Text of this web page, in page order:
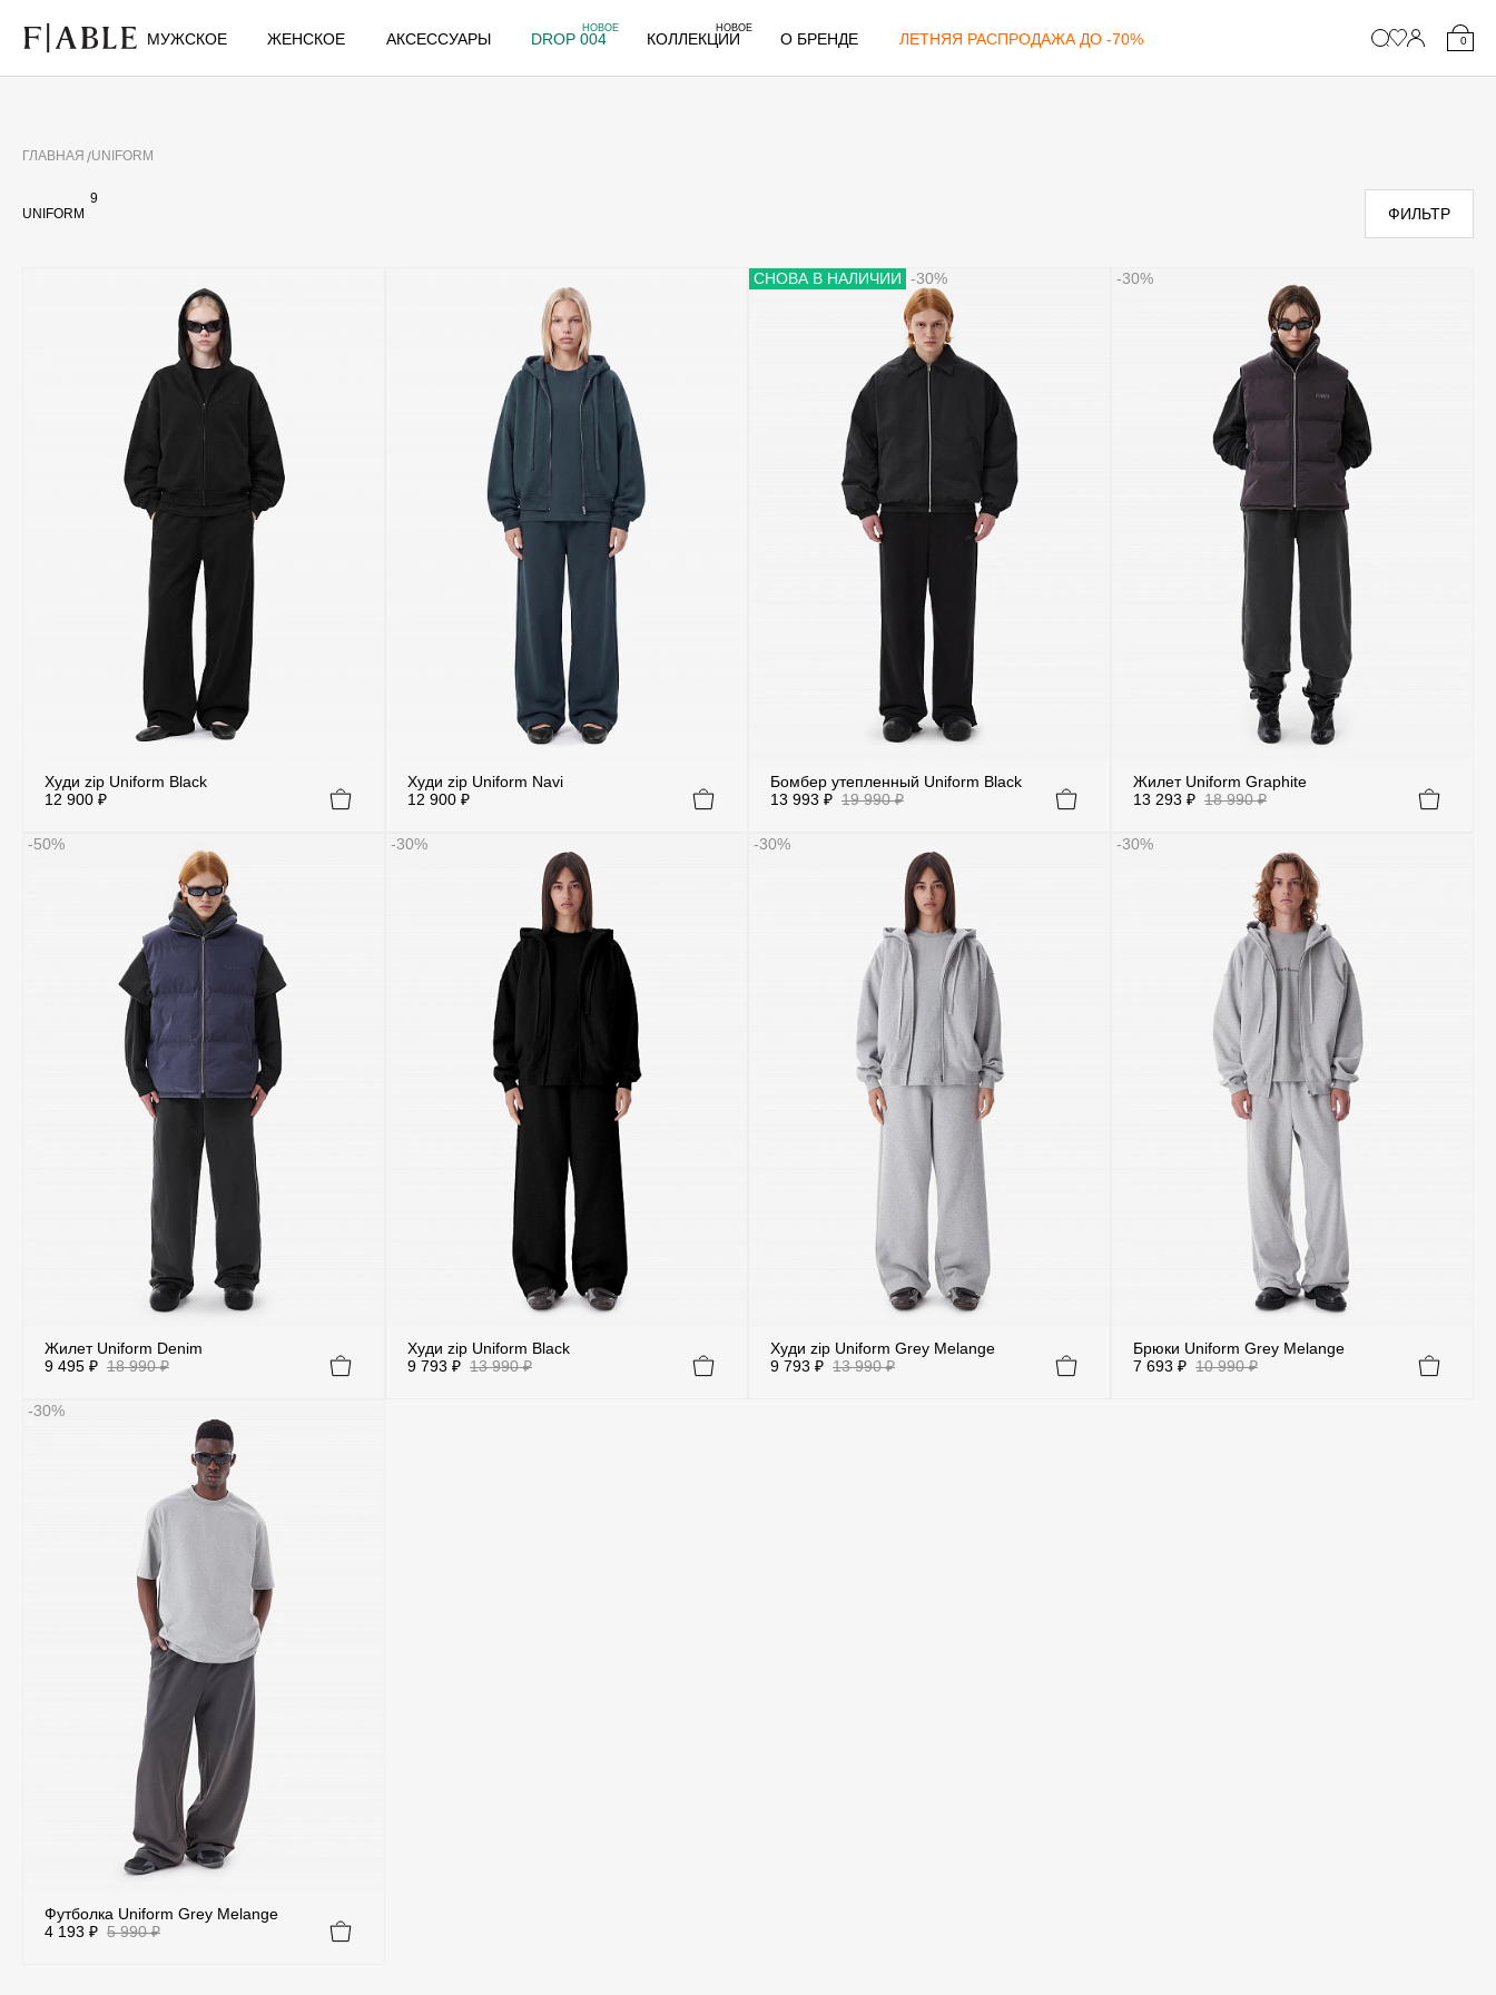
МУЖСКОЕ ЖЕНСКОЕ АКСЕССУАРЫ DROP 004
НОВОЕ
КОЛЛЕКЦИИ
НОВОЕ
О БРЕНДЕ ЛЕТНЯЯ РАСПРОДАЖА ДО -70% 0
ГЛАВНАЯ UNIFORM
UNIFORM
9
ФИЛЬТР
Худи zip Uniform Black
12 900 ₽
Худи zip Uniform Navi
12 900 ₽
СНОВА В НАЛИЧИИ -30%
Бомбер утепленный Uniform Black
13 993 ₽ 19 990 ₽
-30%
Жилет Uniform Graphite
13 293 ₽ 18 990 ₽
-50%
Жилет Uniform Denim
9 495 ₽ 18 990 ₽
-30%
Худи zip Uniform Black
9 793 ₽ 13 990 ₽
-30%
Худи zip Uniform Grey Melange
9 793 ₽ 13 990 ₽
-30%
Брюки Uniform Grey Melange
7 693 ₽ 10 990 ₽
-30%
Футболка Uniform Grey Melange
4 193 ₽ 5 990 ₽